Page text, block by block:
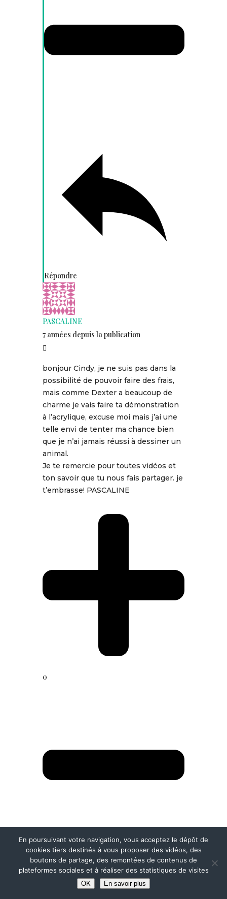
Répondre
PASCALINE
7 années depuis la publication
bonjour Cindy, je ne suis pas dans la
possibilité de pouvoir faire des frais,
mais comme Dexter a beaucoup de
charme je vais faire ta démonstration
à l’acrylique, excuse moi mais j’ai une
telle envi de tenter ma chance bien
que je n’ai jamais réussi à dessiner un
animal.
Je te remercie pour toutes vidéos et
ton savoir que tu nous fais partager. je
t’embrasse! PASCALINE
0
En poursuivant votre navigation, vous acceptez le dépôt de
cookies tiers destinés à vous proposer des vidéos, des
boutons de partage, des remontées de contenus de
plateformes sociales et à réaliser des statistiques de visites
OK En savoir plus